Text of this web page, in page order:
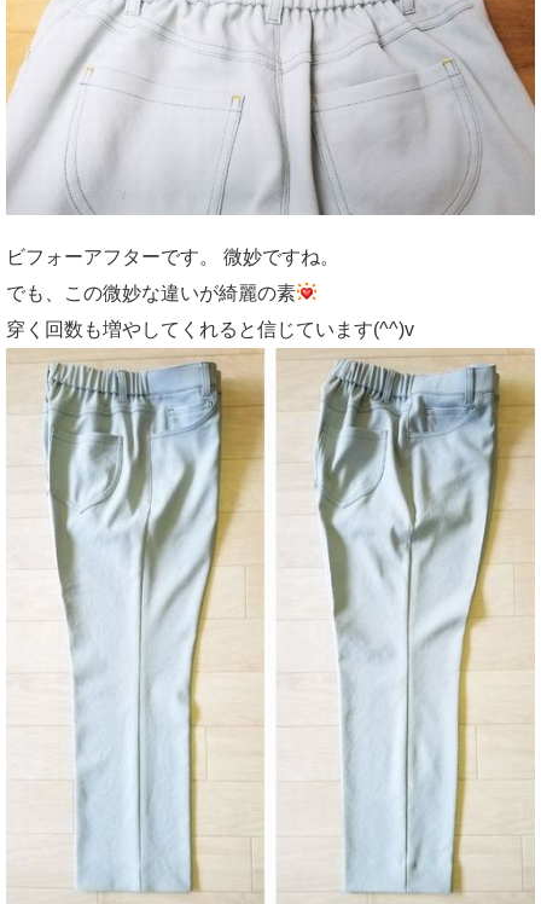
ビフォーアフターです。 微妙ですね。
でも、この微妙な違いが綺麗の素
穿く回数も増やしてくれると信じています(^^)v